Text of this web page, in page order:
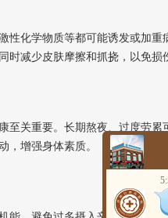
化学物质等都可能诱发或加重
时减少皮肤摩擦和抓挠，以免损
关重要。长期熬夜、过度劳累
，增强身体素质。